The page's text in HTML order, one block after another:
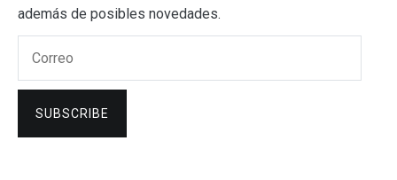
además de posibles novedades.
SUBSCRIBE